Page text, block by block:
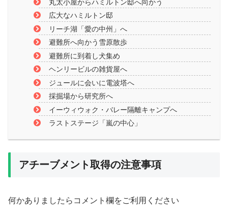
丸太小屋からハミルトン邸へ向かう
広大なハミルトン邸
リーチ湖「愛の中州」へ
避難所へ向かう雪原散歩
避難所に到着し犬集め
ヘンリービルの雑貨屋へ
ジュールに会いに電波塔へ
採掘場から研究所へ
イーウィウォク・バレー隔離キャンプへ
ラストステージ「嵐の中心」
アチーブメント取得の注意事項
何かありましたらコメント欄をご利用ください